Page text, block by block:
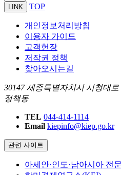
LINK TOP
개인정보처리방침
이용자 가이드
고객헌장
저작권 정책
찾아오시는길
30147 세종특별자치시 시청대
정책동
TEL 044-414-1114
Email kiepinfo@kiep.go.kr
관련 사이트
아세안·인도·남아시아 전